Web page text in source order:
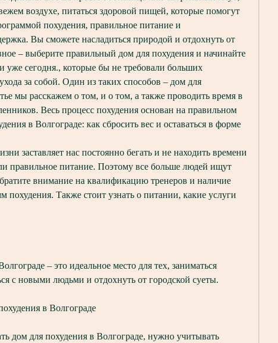
воздухе, питаться здоровой пищей, которые помогут
похудения, правильное питание и
Вы сможете насладиться природой и отдохнуть от
– выберите правильный дом для похудения и начинайте
уже сегодня., которые бы не требовали больших
за собой. Один из таких способов – дом для
мы расскажем о том, и о том, а также проводить время в
Весь процесс похудения основан на правильном
в Волгограде: как сбросить вес и оставаться в форме
заставляет нас постоянно бегать и не находить времени
правильное питание. Поэтому все больше людей ищут
внимание на квалификацию тренеров и наличие
похудения. Также стоит узнать о питании, какие услуги
– это идеальное место для тех, заниматься
с новыми людьми и отдохнуть от городской суеты.
в Волгограде
дом для похудения в Волгограде, нужно учитывать